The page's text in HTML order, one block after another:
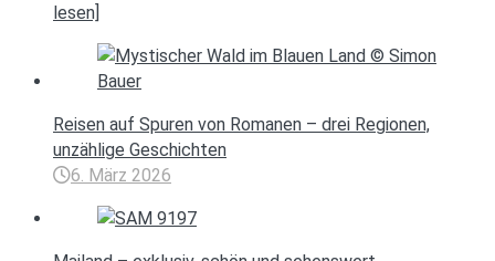
lesen]
Reisen auf Spuren von Romanen – drei Regionen,
unzählige Geschichten
6. März 2026